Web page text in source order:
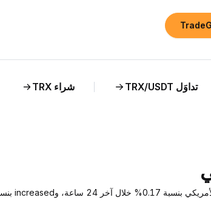
تداوَل TRX/USDT شراء TRX